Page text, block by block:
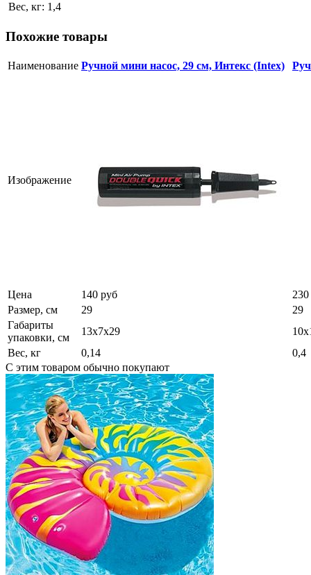
Вес, кг: 1,4
Похожие товары
Наименование Ручной мини насос, 29 см, Интекс (Intex)
Изображение
Цена 140 руб
Размер, см
29
29
Габариты
упаковки, см
13х7х29
Вес, кг
0,14
0,4
С этим товаром обычно покупают